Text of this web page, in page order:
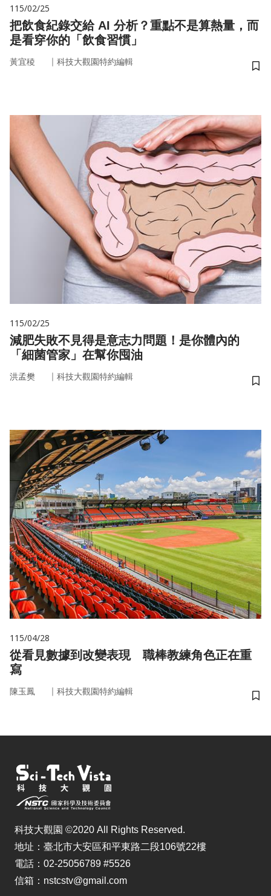
115/02/25
把飲食紀錄交給 AI 分析？重點不是算熱量，而
是看穿你的「飲食習慣」
黃宜稜 ｜ 科技大觀園特約編輯
儲
115/02/25
減肥失敗不見得是意志力問題！是你體內的
「細菌管家」在幫你囤油
洪孟樊 ｜ 科技大觀園特約編輯
儲
115/04/28
從看見數據到改變表現 職棒教練角色正在重
寫
陳玉鳳 ｜ 科技大觀園特約編輯
儲
科技大觀園 ©2020 All Rights Reserved.
地址：臺北市大安區和平東路二段106號22樓
電話：02-25056789 #5526
信箱：nstcstv@gmail.com